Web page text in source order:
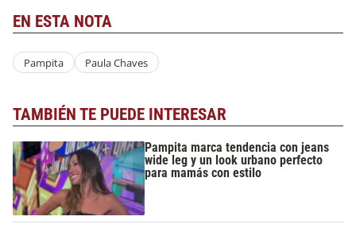
EN ESTA NOTA
Pampita Paula Chaves
TAMBIÉN TE PUEDE INTERESAR
Pampita marca tendencia con jeans
wide leg y un look urbano perfecto
para mamás con estilo